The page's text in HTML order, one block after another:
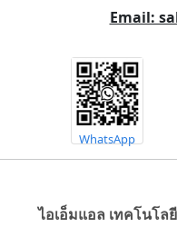
Email:
WhatsApp
ไอเอ็มแอล เทคโนโล